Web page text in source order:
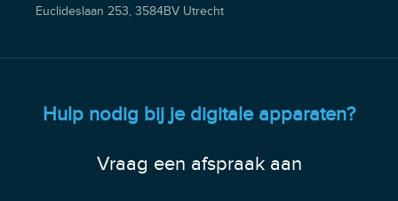
Euclideslaan 253, 3584BV Utrecht
Hulp nodig bij je digitale apparaten?
Vraag een afspraak aan